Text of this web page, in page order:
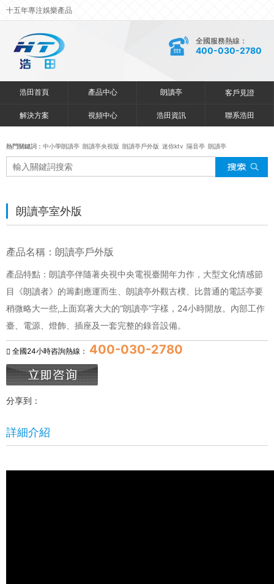
十五年專注娛樂產品
全國服務熱線：
400-030-2780
浩田首頁 產品中心 朗讀亭 客戶見證
解決方案 視頻中心 浩田資訊 聯系浩田
熱門關鍵詞： 中小學朗讀亭 朗讀亭央視版 朗讀亭戶外版 迷你ktv 隔音亭 朗讀亭
朗讀亭室外版
產品名稱：朗讀亭戶外版
產品特點：朗讀亭伴隨著央視中央電視臺開年力作，大型文化情感節
目《朗讀者》的籌劃應運而生、朗讀亭外觀古樸、比普通的電話亭要
稍微略大一些,上面寫著大大的“朗讀亭”字樣，24小時開放。內部工作
臺、電源、燈飾、插座及一套完整的錄音設備。
全國24小時咨詢熱線： 400-030-2780
分享到：
詳細介紹